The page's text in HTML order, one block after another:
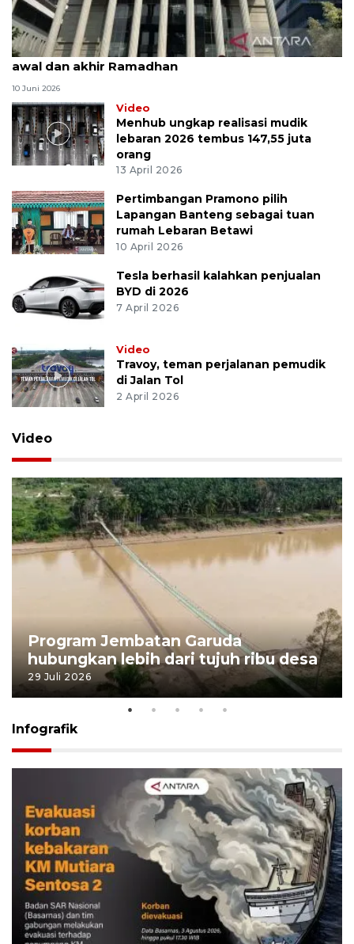
MK uji materi UU Peradilan Agama perihal isbat
awal dan akhir Ramadhan
10 Juni 2026
Video
Menhub ungkap realisasi mudik
lebaran 2026 tembus 147,55 juta
orang
13 April 2026
Pertimbangan Pramono pilih
Lapangan Banteng sebagai tuan
rumah Lebaran Betawi
10 April 2026
Tesla berhasil kalahkan penjualan
BYD di 2026
7 April 2026
Video
Travoy, teman perjalanan pemudik
di Jalan Tol
2 April 2026
Video
Program Jembatan Garuda
hubungkan lebih dari tujuh ribu desa
29 Juli 2026
Infografik